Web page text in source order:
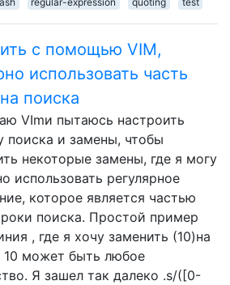
с помощью VIM,
использовать часть
поиска
VImи пытаюсь настроить
поиска и замены, чтобы
некоторые замены, где я могу
использовать регулярное
которое является частью
поиска. Простой пример
, где я хочу заменить (10)на
10 может быть любое
Я зашел так далеко .s/([0-